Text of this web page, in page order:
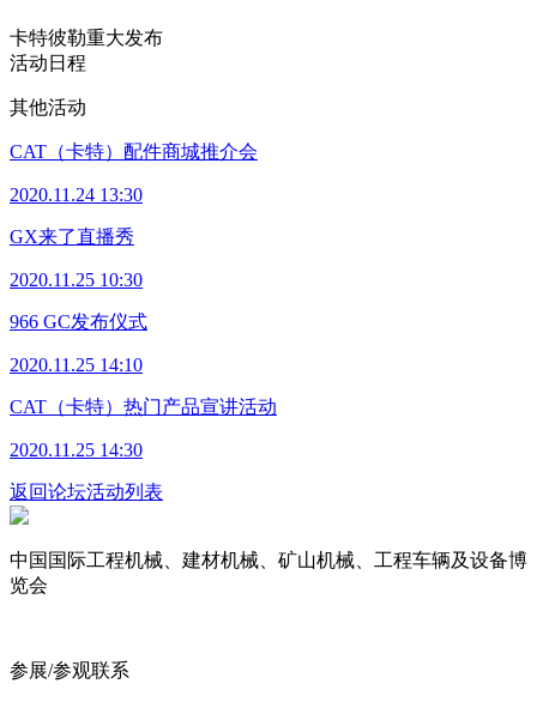
卡特彼勒重大发布
活动日程
其他活动
CAT（卡特）配件商城推介会
2020.11.24 13:30
GX来了直播秀
2020.11.25 10:30
966 GC发布仪式
2020.11.25 14:10
CAT（卡特）热门产品宣讲活动
2020.11.25 14:30
返回论坛活动列表
中国国际工程机械、建材机械、矿山机械、工程车辆及设备博
览会
参展/参观联系